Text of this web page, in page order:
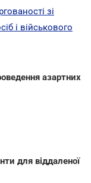
зі
і військового
азартних
для віддаленої